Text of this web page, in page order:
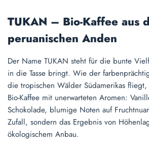
TUKAN – Bio-Kaffee aus
peruanischen Anden
Der Name TUKAN steht für die bunte
in die Tasse bringt. Wie der
die tropischen Wälder Südamerikas
Bio-Kaffee mit unerwarteten Aromen:
Schokolade, blumige Noten auf
Zufall, sondern das Ergebnis von
ökologischem Anbau.